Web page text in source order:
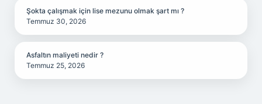
Şokta çalışmak için lise mezunu olmak şart mı ?
Temmuz 30, 2026
Asfaltın maliyeti nedir ?
Temmuz 25, 2026